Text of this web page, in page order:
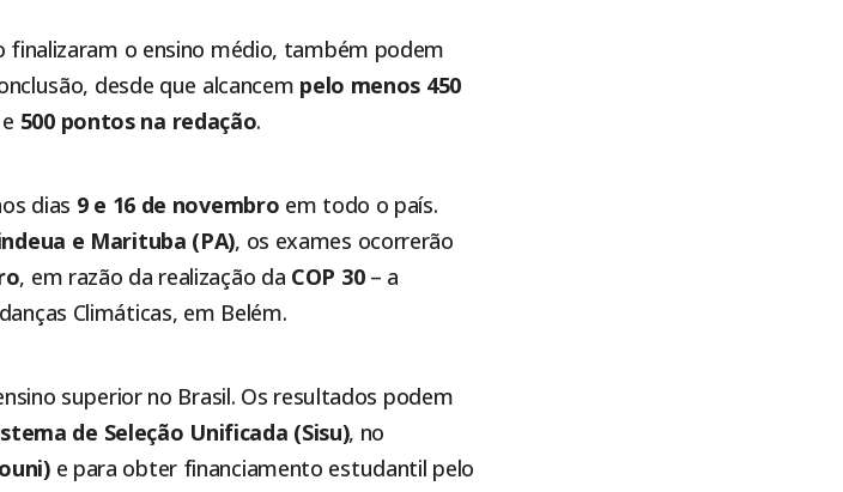
finalizaram o ensino médio, também podem
desde que alcancem pelo menos 450
e 500 pontos na redação.
dias 9 e 16 de novembro em todo o país.
e Marituba (PA), os exames ocorrerão
, em razão da realização da COP 30– a
Climáticas, em Belém.
superior no Brasil. Os resultados podem
de Seleção Unificada (Sisu), no
e para obter financiamento estudantil pelo